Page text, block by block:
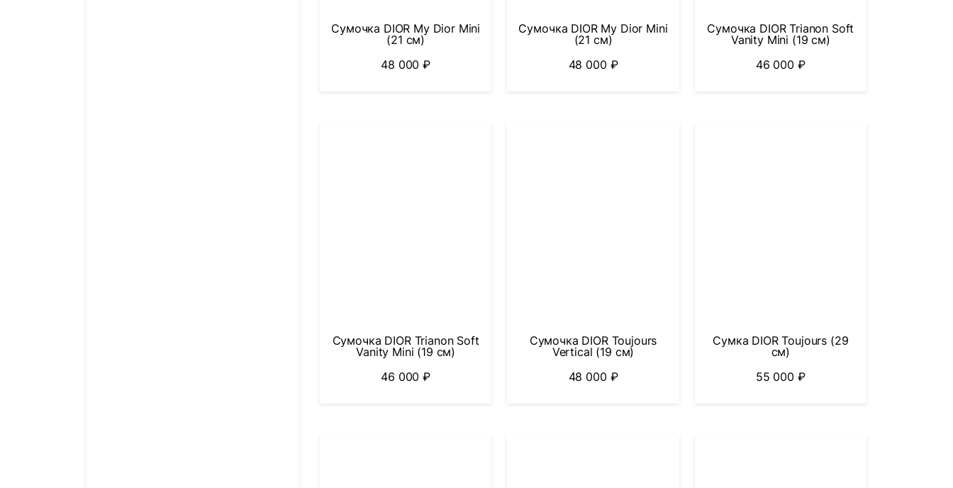
Сумочка DIOR My Dior Mini
(21 см)
48 000₽
Сумочка DIOR My Dior Mini
(21 см)
48 000 ₽
Сумочка DIOR Trianon Soft
Vanity Mini (19 см)
46 000 ₽
Сумочка DIOR Trianon Soft
Vanity Mini (19 см)
46 000₽
Сумочка DIOR Toujours
Vertical (19 см)
48 000 ₽
Сумка DIOR Toujours (29
см)
55 000 ₽